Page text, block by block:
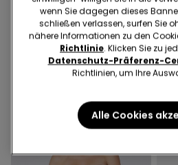
elastischem Tuch
23,99 € 16,79 €
30-Tage-Bestpreis vor Reduzierung:
-30%
Regulärer Preis:23,99 € -30%
30-
wenn Sie dagegen dieses
schließen verlassen, surfen Sie
nähere Informationen zu den
Richtlinie. Klicken Sie zu
Datenschutz-Präferenz-
Richtlinien, um Ihre
Alle Cookies